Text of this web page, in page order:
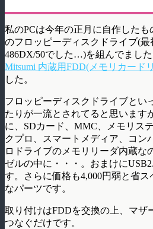
私のPCは今年の正月に自作したも
のフロッピーディスクドライブ(最
486DX/50でした…)を組んでまし
Mitsumi 内蔵用FDD(メモリカード
した。
フロッピーディスクドライブとい
たりが一流とされてると思います
に、SDカード、MMC、メモリス
クプロ、スマートメディア、コン
ロドライブのメモリリーダ内蔵な
ゼルの中に・・・。おまけに
す。さらに価格も4,000円弱と省
なパーツです。
取り付けはFDDを交換の上、マザ
つなぐだけです。